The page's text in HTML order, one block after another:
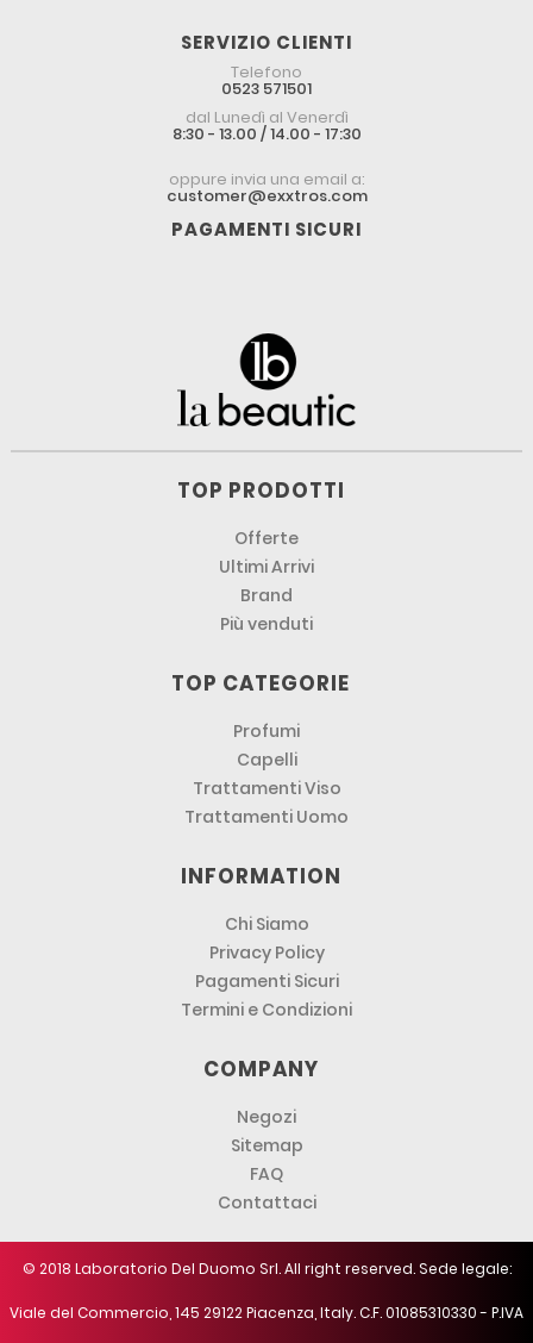
SERVIZIO CLIENTI
Telefono
0523 571501
dal Lunedì al Venerdì
8:30 - 13.00 / 14.00 - 17:30
oppure invia una email a:
customer@exxtros.com
PAGAMENTI SICURI
TOP PRODOTTI
Offerte
Ultimi Arrivi
Brand
Più venduti
TOP CATEGORIE
Profumi
Capelli
Trattamenti Viso
Trattamenti Uomo
INFORMATION
Chi Siamo
Privacy Policy
Pagamenti Sicuri
Termini e Condizioni
COMPANY
Negozi
Sitemap
FAQ
Contattaci
© 2018 Laboratorio Del Duomo Srl. All right reserved. Sede legale:
Viale del Commercio, 145 29122 Piacenza, Italy. C.F. 01085310330 - P.IVA